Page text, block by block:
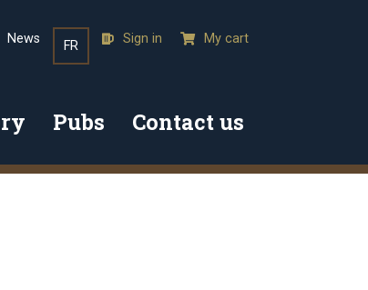
News FR Sign in My cart
Pubs Contact us